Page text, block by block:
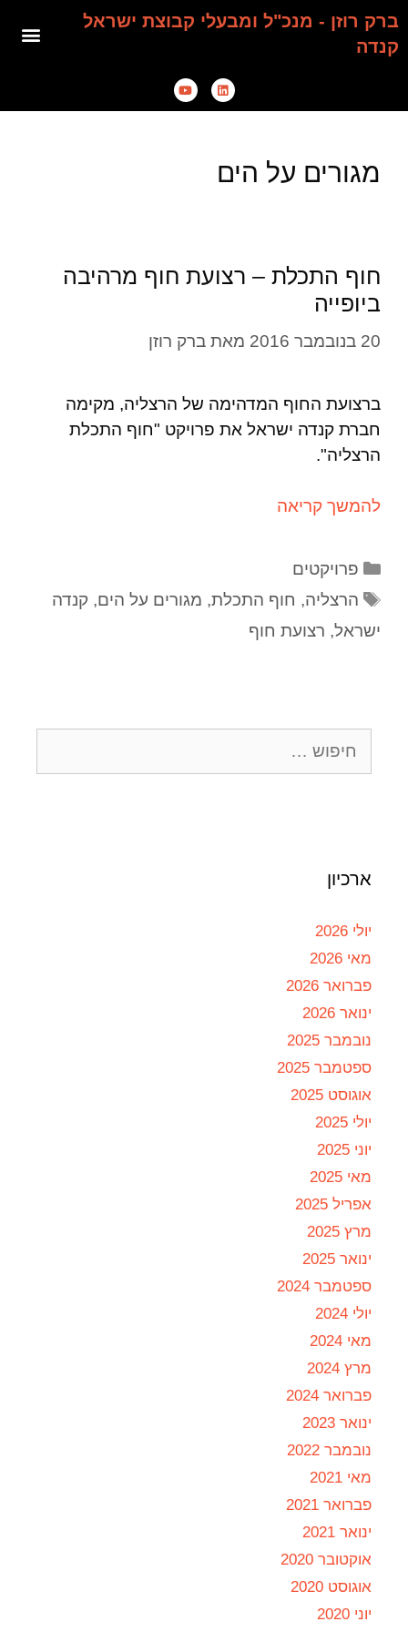
ברק רוזן - מנכ"ל ומבעלי קבוצת ישראל
קנדה
מגורים על הים
חוף התכלת – רצועת חוף מרהיבה
ביופייה
20 בנובמבר 2016 מאת ברק רוזן
ברצועת החוף המדהימה של הרצליה, מקימה
חברת קנדה ישראל את פרויקט "חוף התכלת
הרצליה".
להמשך קריאה
פרויקטים
הרצליה, חוף התכלת, מגורים על הים,קנדה
ישראל, רצועת חוף
ארכיון
יולי 2026
מאי 2026
פברואר 2026
ינואר 2026
נובמבר 2025
ספטמבר 2025
אוגוסט 2025
יולי 2025
יוני 2025
מאי 2025
אפריל 2025
מרץ 2025
ינואר 2025
ספטמבר 2024
יולי 2024
מאי 2024
מרץ 2024
פברואר 2024
ינואר 2023
נובמבר 2022
מאי 2021
פברואר 2021
ינואר 2021
אוקטובר 2020
אוגוסט 2020
יוני 2020